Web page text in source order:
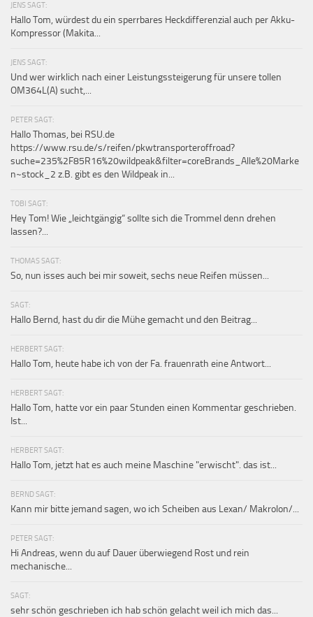
JENS SAGT:
Hallo Tom, würdest du ein sperrbares Heckdifferenzial auch per Akku-
Kompressor (Makita...
JENS SAGT:
Und wer wirklich nach einer Leistungssteigerung für unsere tollen
OM364L(A) sucht,...
PETER SAGT:
Hallo Thomas, bei RSU.de
https://www.rsu.de/s/reifen/pkwtransporteroffroad?
suche=235%2F85R16%20wildpeak&filter=coreBrands_Alle%20Marke
n~stock_2 z.B. gibt es den Wildpeak in...
TOBI SAGT:
Hey Tom! Wie „leichtgängig“ sollte sich die Trommel denn drehen
lassen?...
THOMAS SAGT:
So, nun isses auch bei mir soweit, sechs neue Reifen müssen...
SAGT:
Hallo Bernd, hast du dir die Mühe gemacht und den Beitrag...
HERBERT SAGT:
Hallo Tom, heute habe ich von der Fa. frauenrath eine Antwort...
HERBERT SAGT:
Hallo Tom, hatte vor ein paar Stunden einen Kommentar geschrieben.
Ist...
HERBERT SAGT:
Hallo Tom, jetzt hat es auch meine Maschine "erwischt". das ist...
BERND SAGT:
Kann mir bitte jemand sagen, wo ich Scheiben aus Lexan/ Makrolon/...
PETER SAGT:
Hi Andreas, wenn du auf Dauer überwiegend Rost und rein
mechanische...
SAGT:
sehr schön geschrieben ich hab schön gelacht weil ich mich das...